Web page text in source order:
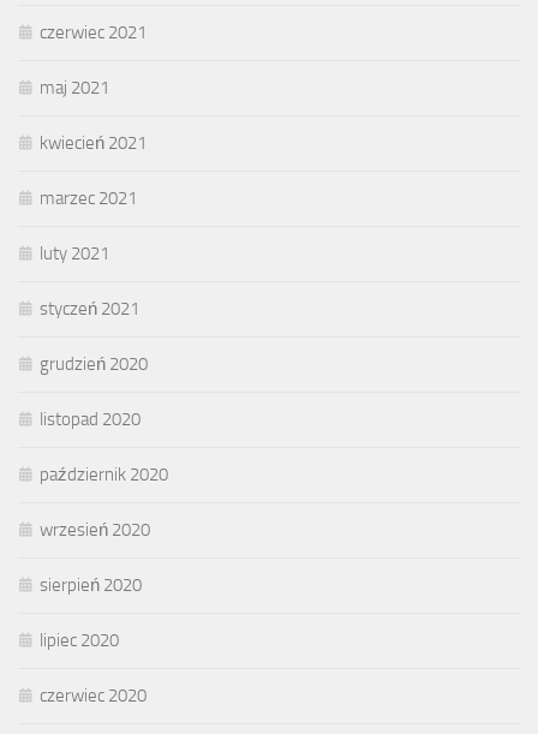
czerwiec 2021
maj 2021
kwiecień 2021
marzec 2021
luty 2021
styczeń 2021
grudzień 2020
listopad 2020
październik 2020
wrzesień 2020
sierpień 2020
lipiec 2020
czerwiec 2020